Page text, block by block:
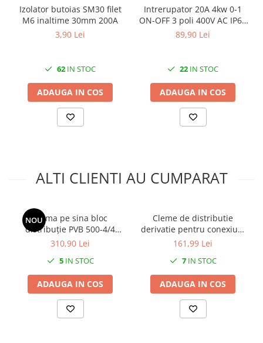
Izolator butoias SM30 filet
M6 inaltime 30mm 200A
3,90 Lei
62 IN STOC
ADAUGA IN COS
Intrerupator 20A 4kw 0-1
ON-OFF 3 poli 400V AC IP65
industrial aplicat casetat
89,90 Lei
22 IN STOC
ADAUGA IN COS
ALTI CLIENTI AU CUMPARAT
NOUClema pe sina bloc
distribuție PVB 500-4/4
500A 1x150-240mm² + 4x10-
1000V AC / DC
310,90 Lei
5IN STOC
ADAUGA IN COS
Cleme de distributie
derivatie pentru conexiuni
monofazice 25mm²/35mm²
100A
161,99 Lei
7IN STOC
ADAUGA IN COS